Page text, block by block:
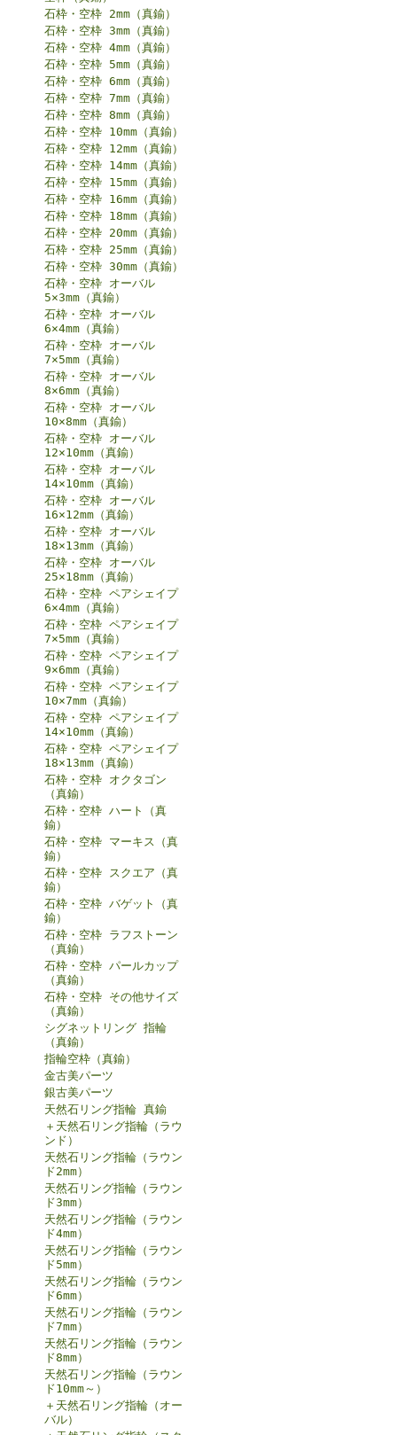
石枠・空枠 2mm（真鍮）
石枠・空枠 3mm（真鍮）
石枠・空枠 4mm（真鍮）
石枠・空枠 5mm（真鍮）
石枠・空枠 6mm（真鍮）
石枠・空枠 7mm（真鍮）
石枠・空枠 8mm（真鍮）
石枠・空枠 10mm（真鍮）
石枠・空枠 12mm（真鍮）
石枠・空枠 14mm（真鍮）
石枠・空枠 15mm（真鍮）
石枠・空枠 16mm（真鍮）
石枠・空枠 18mm（真鍮）
石枠・空枠 20mm（真鍮）
石枠・空枠 25mm（真鍮）
石枠・空枠 30mm（真鍮）
石枠・空枠 オーバル
5×3mm（真鍮）
石枠・空枠 オーバル
6×4mm（真鍮）
石枠・空枠 オーバル
7×5mm（真鍮）
石枠・空枠 オーバル
8×6mm（真鍮）
石枠・空枠 オーバル
10×8mm（真鍮）
石枠・空枠 オーバル
12×10mm（真鍮）
石枠・空枠 オーバル
14×10mm（真鍮）
石枠・空枠 オーバル
16×12mm（真鍮）
石枠・空枠 オーバル
18×13mm（真鍮）
石枠・空枠 オーバル
25×18mm（真鍮）
石枠・空枠 ペアシェイプ
6×4mm（真鍮）
石枠・空枠 ペアシェイプ
7×5mm（真鍮）
石枠・空枠 ペアシェイプ
9×6mm（真鍮）
石枠・空枠 ペアシェイプ
10×7mm（真鍮）
石枠・空枠 ペアシェイプ
14×10mm（真鍮）
石枠・空枠 ペアシェイプ
18×13mm（真鍮）
石枠・空枠 オクタゴン
（真鍮）
石枠・空枠 ハート（真
鍮）
石枠・空枠 マーキス（真
鍮）
石枠・空枠 スクエア（真
鍮）
石枠・空枠 バゲット（真
鍮）
石枠・空枠 ラフストーン
（真鍮）
石枠・空枠 パールカップ
（真鍮）
石枠・空枠 その他サイズ
（真鍮）
シグネットリング 指輪
（真鍮）
指輪空枠（真鍮）
金古美パーツ
銀古美パーツ
天然石リング指輪 真鍮
＋天然石リング指輪（ラウ
ンド）
天然石リング指輪（ラウン
ド2mm）
天然石リング指輪（ラウン
ド3mm）
天然石リング指輪（ラウン
ド4mm）
天然石リング指輪（ラウン
ド5mm）
天然石リング指輪（ラウン
ド6mm）
天然石リング指輪（ラウン
ド7mm）
天然石リング指輪（ラウン
ド8mm）
天然石リング指輪（ラウン
ド10mm～）
＋天然石リング指輪（オー
バル）